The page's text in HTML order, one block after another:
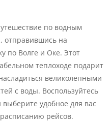
по водным
отправившись на
по Волге и Оке. Этот
теплоходе подарит
великолепными
с воды. Воспользуйтесь
удобное для вас
рейсов.